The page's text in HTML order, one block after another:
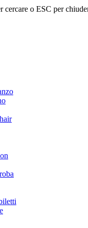
cercare o ESC per